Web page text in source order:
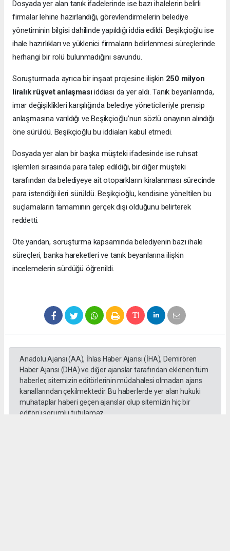
Dosyada yer alan tanık ifadelerinde ise bazı ihalelerin belirli
firmalar lehine hazırlandığı, görevlendirmelerin belediye
yönetiminin bilgisi dahilinde yapıldığı iddia edildi. Beşikçioğlu ise
ihale hazırlıkları ve yüklenici firmaların belirlenmesi süreçlerinde
herhangi bir rolü bulunmadığını savundu.
Soruşturmada ayrıca bir inşaat projesine ilişkin 250 milyon
liralık rüşvet anlaşmasıiddiası da yer aldı. Tanık beyanlarında,
imar değişiklikleri karşılığında belediye yöneticileriyle prensip
anlaşmasına varıldığı ve Beşikçioğlu’nun sözlü onayının alındığı
öne sürüldü. Beşikçioğlu bu iddiaları kabul etmedi.
Dosyada yer alan bir başka müşteki ifadesinde ise ruhsat
işlemleri sırasında para talep edildiği, bir diğer müşteki
tarafından da belediyeye ait otoparkların kiralanması sürecinde
para istendiği ileri sürüldü. Beşikçioğlu, kendisine yöneltilen bu
suçlamaların tamamının gerçek dışı olduğunu belirterek
reddetti.
Öte yandan, soruşturma kapsamında belediyenin bazı ihale
süreçleri, banka hareketleri ve tanık beyanlarına ilişkin
incelemelerin sürdüğü öğrenildi.
Anadolu Ajansı (AA), İhlas Haber Ajansı (İHA), Demirören
Haber Ajansı (DHA) ve diğer ajanslar tarafından eklenen tüm
haberler, sitemizin editörlerinin müdahalesi olmadan ajans
kanallarından çekilmektedir. Bu haberlerde yer alan hukuki
muhataplar haberi geçen ajanslar olup sitemizin hiç bir
editörü sorumlu tutulamaz...